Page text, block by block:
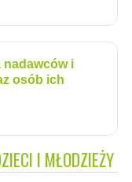
nadawców i
osób ich
I MŁODZIEŻY